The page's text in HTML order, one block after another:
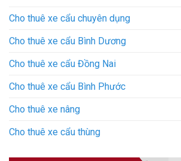
Cho thuê xe cẩu chuyên dụng
Cho thuê xe cẩu Bình Dương
Cho thuê xe cẩu Đồng Nai
Cho thuê xe cẩu Bình Phước
Cho thuê xe nâng
Cho thuê xe cẩu thùng